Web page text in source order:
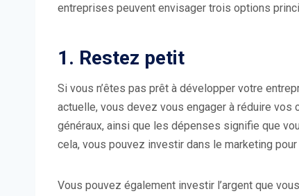
entreprises peuvent envisager trois options
1. Restez petit
Si vous n’êtes pas prêt à développer votre
actuelle, vous devez vous engager à réduire vos
généraux, ainsi que les dépenses signifie que
cela, vous pouvez investir dans le marketing
Vous pouvez également investir l’argent que